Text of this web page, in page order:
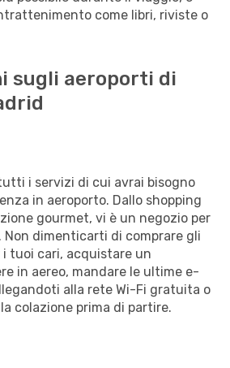
come libri, riviste o
sugli aeroporti di
i servizi di cui avrai bisogno
in aeroporto. Dallo shopping
gourmet, vi è un negozio per
Non dimenticarti di comprare gli
tuoi cari, acquistare un
in aereo, mandare le ultime e-
alla rete Wi-Fi gratuita o
colazione prima di partire.